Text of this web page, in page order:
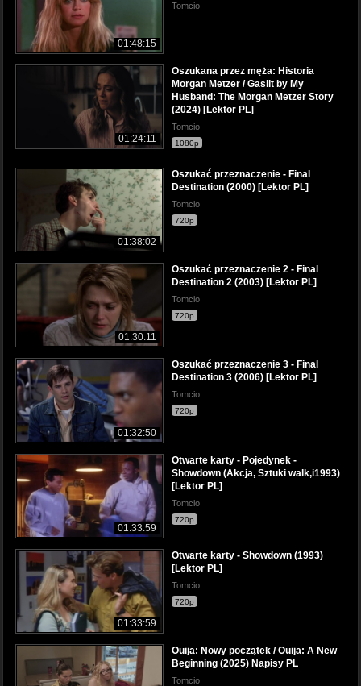
01:48:15
Tomcio
01:24:11
Oszukana przez męża: Historia
Morgan Metzer / Gaslit by My
Husband: The Morgan Metzer Story
(2024) [Lektor PL]
Tomcio
1080p
01:38:02
Oszukać przeznaczenie - Final
Destination (2000) [Lektor PL]
Tomcio
720p
01:30:11
Oszukać przeznaczenie 2 - Final
Destination 2 (2003) [Lektor PL]
Tomcio
720p
01:32:50
Oszukać przeznaczenie 3 - Final
Destination 3 (2006) [Lektor PL]
Tomcio
720p
01:33:59
Otwarte karty - Pojedynek -
Showdown (Akcja, Sztuki walk,i1993)
[Lektor PL]
Tomcio
720p
01:33:59
Otwarte karty - Showdown (1993)
[Lektor PL]
Tomcio
720p
Ouija: Nowy początek / Ouija: A New
Beginning (2025) Napisy PL
Tomcio